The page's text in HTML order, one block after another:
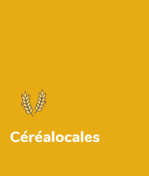
Céréalocales